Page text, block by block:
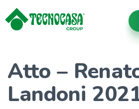
Atto –
Landoni